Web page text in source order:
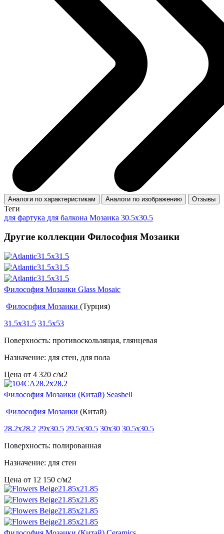
Аналоги по характеристикам Аналоги по изображению Отзывы
Теги
для фартука для балкона Мозаика 30.5x30.5
Другие коллекции Философия Мозаики
Философия Мозаики Glass Mosaic
Философия Мозаики (Турция)
31.5x31.5 31.5x53
Поверхность: противоскользящая, глянцевая
Назначение: для стен, для пола
Цена от 4 320 c/м2
Философия Мозаики (Китай) Seashell
Философия Мозаики (Китай)
28.2x28.2 29x30.5 29.5x30.5 30x30 30.5x30.5
Поверхность: полированная
Назначение: для стен
Цена от 12 150 c/м2